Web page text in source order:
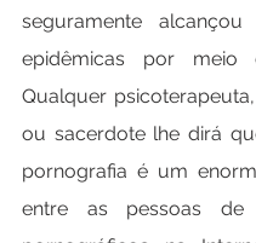
seguramente alcançou
epidêmicas por meio
Qualquer
ou sacerdote lhe dirá
pornografia é um
entre as pessoas de